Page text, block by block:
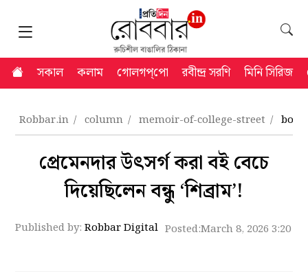
সকাল কলাম গোলগপ্‌পো রবীন্দ্র সরণি মিনি সিরিজ
Robbar.in column memoir-of-college-street
প্রেমেনদার উৎসর্গ করা বই বেচে
দিয়েছিলেন বন্ধু ‘শিব্রাম’!
Published by:Robbar Digital Posted:March 8, 2026 3:20